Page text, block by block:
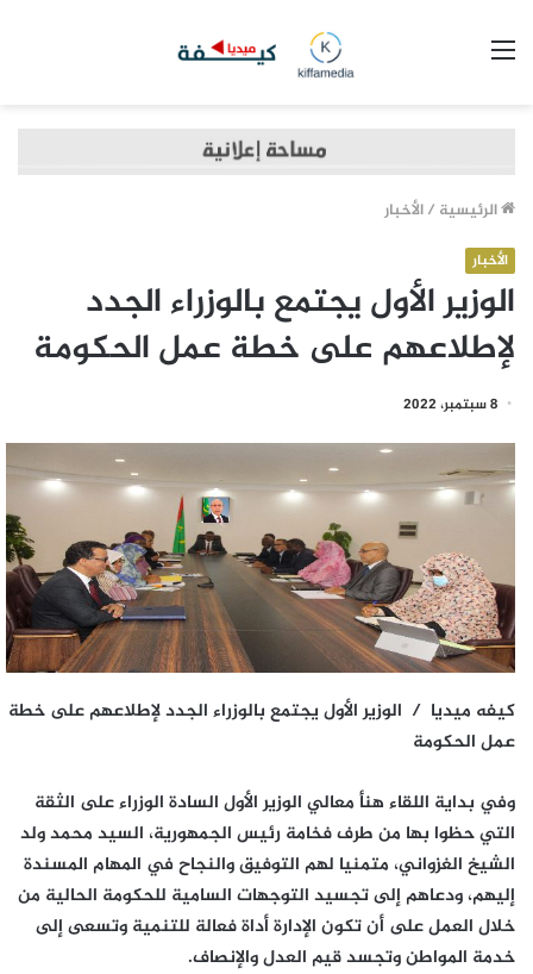
الرئيسية /الأخبار
الأخبار
الوزير الأول يجتمع بالوزراء الجدد
لإطلاعهم على خطة عمل الحكومة
8 سبتمبر، 2022
كيفه ميديا / الوزير الأول يجتمع بالوزراء الجدد لإطلاعهم على خطة
عمل الحكومة
وفي بداية اللقاء هنأ معالي الوزير الأول السادة الوزراء على الثقة
التي حظوا بها من طرف فخامة رئيس الجمهورية، السيد محمد ولد
الشيخ الغزواني، متمنيا لهم التوفيق والنجاح في المهام المسندة
إليهم، ودعاهم إلى تجسيد التوجهات السامية للحكومة الحالية من
خلال العمل على أن تكون الإدارة أداة فعالة للتنمية وتسعى إلى
خدمة المواطن وتجسد قيم العدل والإنصاف.